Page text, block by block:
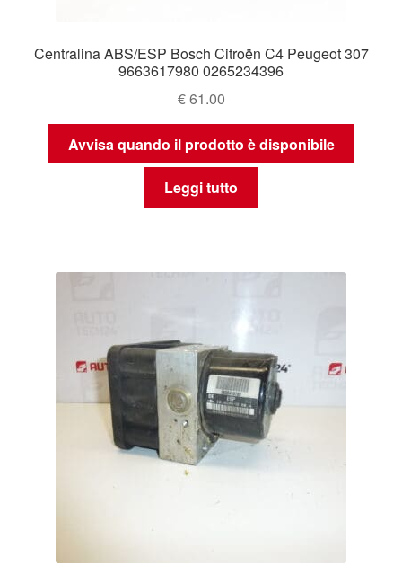
Centralina ABS/ESP Bosch Citroën C4 Peugeot 307
9663617980 0265234396
€61.00
Avvisa quando il prodotto è disponibile
Leggi tutto